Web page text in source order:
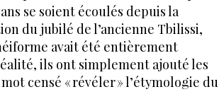
se soient écoulés depuis la
du jubilé de l’ancienne Tbilissi,
avait été entièrement
ils ont simplement ajouté les
censé « révéler » l’étymologie du